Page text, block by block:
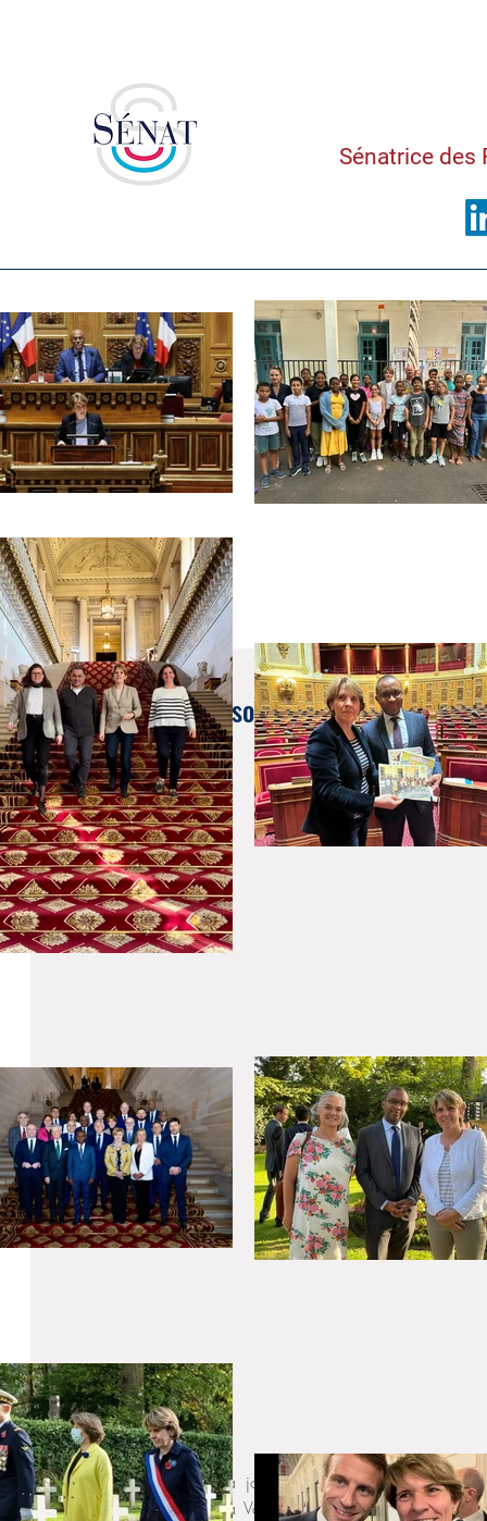
Sénatrice des
Rencontre avec l'association França a la
12 févr. 2020
🤝 L’autre partie de ma journée du lundi 10 février
l’Association França a la Vall de Sóller, l’une des